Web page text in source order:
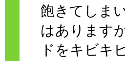
飽きてしま
はあります
ドをキビキ